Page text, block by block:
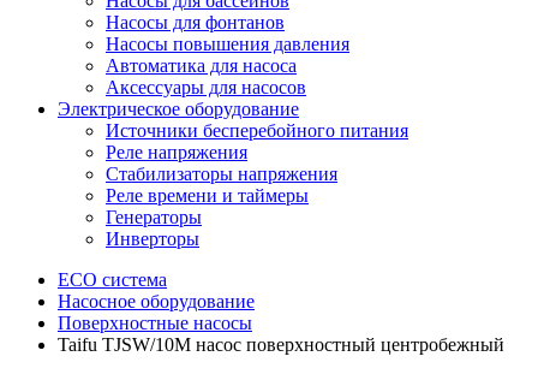
Насосы для фонтанов
Насосы повышения давления
Автоматика для насоса
Аксессуары для насосов
Электрическое оборудование
Источники бесперебойного питания
Реле напряжения
Стабилизаторы напряжения
Реле времени и таймеры
Генераторы
Инверторы
ECO система
Насосное оборудование
Поверхностные насосы
Taifu TJSW/10M насос поверхностный центробежный